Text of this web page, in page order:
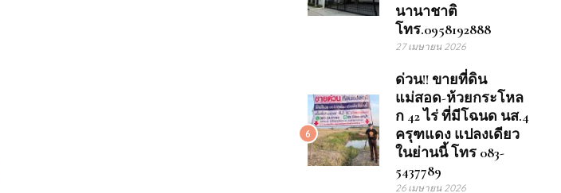
นานาชาติ
โทร.0958192888
27 เมษายน 2026
6
ด่วน!! ขายที่ดิน
แม่สอด-ห้วยกระโหล
ก 42 ไร่ ที่มีโฉนด นส.4
ครุฑแดง แปลงเดียว
ในย่านนี้ โทร 083-
5437789
26 เมษายน 2026